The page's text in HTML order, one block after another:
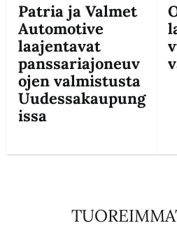
Patria ja Valmet
Automotive
laajentavat
panssariajoneuv
ojen valmistusta
Uudessakaupung
issa